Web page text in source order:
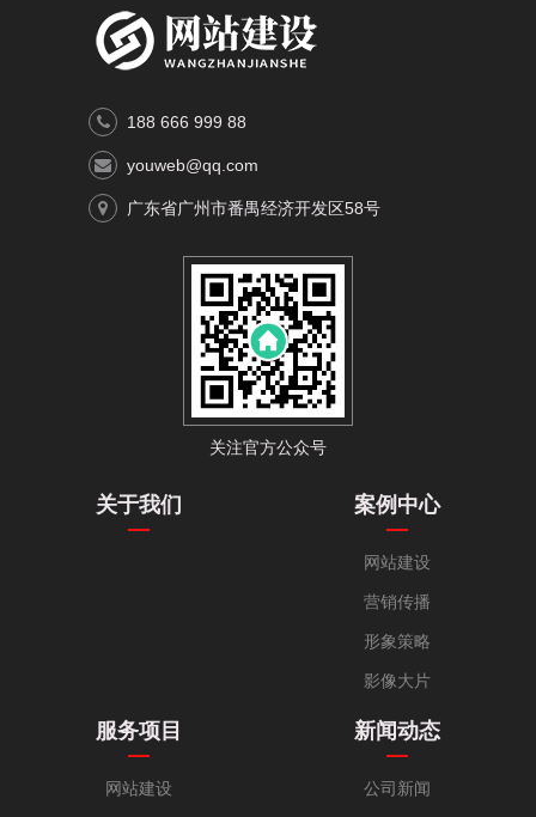
188 666 999 88
youweb@qq.com
广东省广州市番禺经济开发区58号
关注官方公众号
关于我们 案例中心
网站建设
营销传播
形象策略
影像大片
服务项目
网站建设
新闻动态
公司新闻